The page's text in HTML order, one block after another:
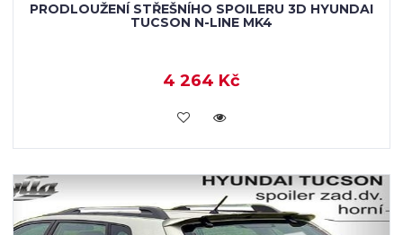
PRODLOUŽENÍ STŘEŠNÍHO SPOILERU 3D HYUNDAI
TUCSON N-LINE MK4
4 264 Kč
KOUPIT